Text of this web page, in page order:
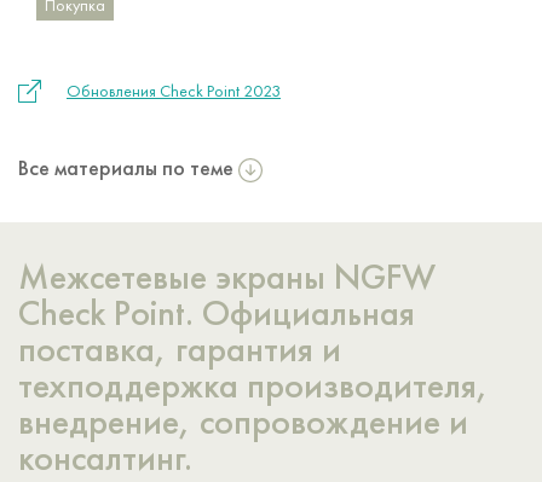
Покупка
Обновления Check Point 2023
Все материалы по теме
Межсетевые экраны NGFW
Check Point. Официальная
поставка, гарантия и
техподдержка производителя,
внедрение, сопровождение и
консалтинг.